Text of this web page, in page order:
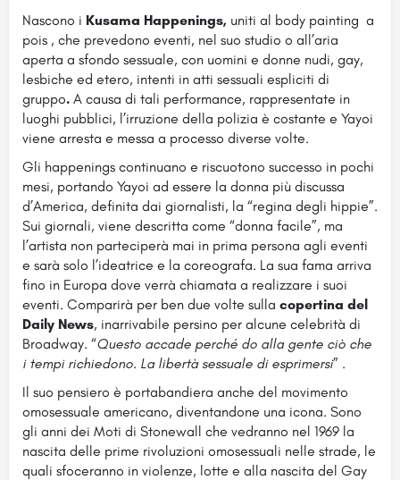
Nascono i Kusama Happenings, uniti al body painting a
pois , che prevedono eventi, nel suo studio o all’aria
aperta a sfondo sessuale, con uomini e donne nudi, gay,
lesbiche ed etero, intenti in atti sessuali espliciti di
gruppo. A causa di tali performance, rappresentate in
luoghi pubblici, l’irruzione della polizia è costante e Yayoi
viene arresta e messa a processo diverse volte.
Gli happenings continuano e riscuotono successo in pochi
mesi, portando Yayoi ad essere la donna più discussa
d’America, definita dai giornalisti, la “regina degli hippie”.
Sui giornali, viene descritta come “donna facile”, ma
l’artista non parteciperà mai in prima persona agli eventi
e sarà solo l’ideatrice e la coreografa. La sua fama arriva
fino in Europa dove verrà chiamata a realizzare i suoi
eventi. Comparirà per ben due volte sulla copertina del
Daily News, inarrivabile persino per alcune celebrità di
Broadway. “Questo accade perché do alla gente ciò che
i tempi richiedono. La libertà sessuale di esprimersi” .
Il suo pensiero è portabandiera anche del movimento
omosessuale americano, diventandone una icona. Sono
gli anni dei Moti di Stonewall che vedranno nel 1969 la
nascita delle prime rivoluzioni omosessuali nelle strade, le
quali sfoceranno in violenze, lotte e alla nascita del Gay